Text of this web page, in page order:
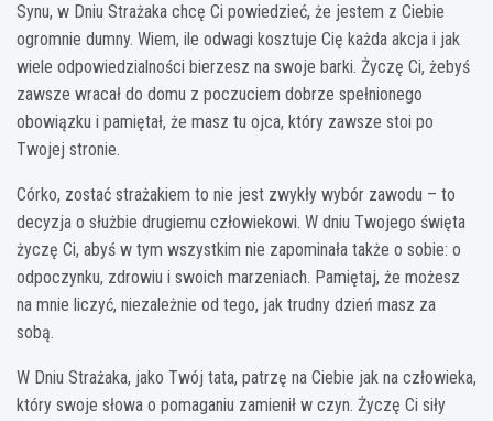
Synu, w Dniu Strażaka chcę Ci powiedzieć, że jestem z Ciebie
ogromnie dumny. Wiem, ile odwagi kosztuje Cię każda akcja i jak
wiele odpowiedzialności bierzesz na swoje barki. Życzę Ci, żebyś
zawsze wracał do domu z poczuciem dobrze spełnionego
obowiązku i pamiętał, że masz tu ojca, który zawsze stoi po
Twojej stronie.
Córko, zostać strażakiem to nie jest zwykły wybór zawodu – to
decyzja o służbie drugiemu człowiekowi. W dniu Twojego święta
życzę Ci, abyś w tym wszystkim nie zapominała także o sobie: o
odpoczynku, zdrowiu i swoich marzeniach. Pamiętaj, że możesz
na mnie liczyć, niezależnie od tego, jak trudny dzień masz za
sobą.
W Dniu Strażaka, jako Twój tata, patrzę na Ciebie jak na człowieka,
który swoje słowa o pomaganiu zamienił w czyn. Życzę Ci siły